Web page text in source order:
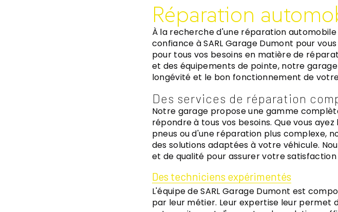
Réparation
À la recherche d'une réparation
confiance à SARL Garage Dumont pour
pour tous vos besoins en matière de
et des équipements de pointe, notre
longévité et le bon fonctionnement de
Des services de réparation
Notre garage propose une gamme
répondre à tous vos besoins. Que vous
pneus ou d'une réparation plus complexe,
des solutions adaptées à votre véhicule.
et de qualité pour assurer votre satisfaction
Des techniciens expérimentés
L'équipe de SARL Garage Dumont est
par leur métier. Leur expertise leur permet